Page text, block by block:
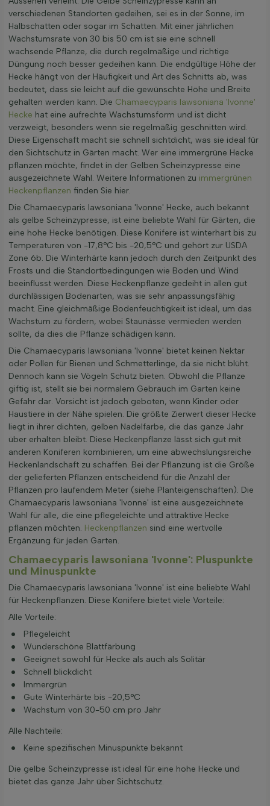
verschiedenen Standorten gedeihen, sei es in der Sonne, im
Halbschatten oder sogar im Schatten. Mit einer jährlichen
Wachstumsrate von 30 bis 50 cm ist sie eine schnell
wachsende Pflanze, die durch regelmäßige und richtige
Düngung noch besser gedeihen kann. Die endgültige Höhe der
Hecke hängt von der Häufigkeit und Art des Schnitts ab, was
bedeutet, dass sie leicht auf die gewünschte Höhe und Breite
gehalten werden kann. Die Chamaecyparis lawsoniana 'Ivonne'
Hecke hat eine aufrechte Wachstumsform und ist dicht
verzweigt, besonders wenn sie regelmäßig geschnitten wird.
Diese Eigenschaft macht sie schnell sichtdicht, was sie ideal für
den Sichtschutz in Gärten macht. Wer eine immergrüne Hecke
pflanzen möchte, findet in der Gelben Scheinzypresse eine
ausgezeichnete Wahl. Weitere Informationen zu immergrünen
Heckenpflanzen finden Sie hier.
Die Chamaecyparis lawsoniana 'Ivonne' Hecke, auch bekannt
als gelbe Scheinzypresse, ist eine beliebte Wahl für Gärten, die
eine hohe Hecke benötigen. Diese Konifere ist winterhart bis zu
Temperaturen von -17,8°C bis -20,5°C und gehört zur USDA
Zone 6b. Die Winterhärte kann jedoch durch den Zeitpunkt des
Frosts und die Standortbedingungen wie Boden und Wind
beeinflusst werden. Diese Heckenpflanze gedeiht in allen gut
durchlässigen Bodenarten, was sie sehr anpassungsfähig
macht. Eine gleichmäßige Bodenfeuchtigkeit ist ideal, um das
Wachstum zu fördern, wobei Staunässe vermieden werden
sollte, da dies die Pflanze schädigen kann.
Die Chamaecyparis lawsoniana 'Ivonne' bietet keinen Nektar
oder Pollen für Bienen und Schmetterlinge, da sie nicht blüht.
Dennoch kann sie Vögeln Schutz bieten. Obwohl die Pflanze
giftig ist, stellt sie bei normalem Gebrauch im Garten keine
Gefahr dar. Vorsicht ist jedoch geboten, wenn Kinder oder
Haustiere in der Nähe spielen. Die größte Zierwert dieser Hecke
liegt in ihrer dichten, gelben Nadelfarbe, die das ganze Jahr
über erhalten bleibt. Diese Heckenpflanze lässt sich gut mit
anderen Koniferen kombinieren, um eine abwechslungsreiche
Heckenlandschaft zu schaffen. Bei der Pflanzung ist die Größe
der gelieferten Pflanzen entscheidend für die Anzahl der
Pflanzen pro laufendem Meter (siehe Planteigenschaften). Die
Chamaecyparis lawsoniana 'Ivonne' ist eine ausgezeichnete
Wahl für alle, die eine pflegeleichte und attraktive Hecke
pflanzen möchten. Heckenpflanzen sind eine wertvolle
Ergänzung für jeden Garten.
Chamaecyparis lawsoniana 'Ivonne': Pluspunkte
und Minuspunkte
Die Chamaecyparis lawsoniana 'Ivonne' ist eine beliebte Wahl
für Heckenpflanzen. Diese Konifere bietet viele Vorteile:
Alle Vorteile:
Pflegeleicht
Wunderschöne Blattfärbung
Geeignet sowohl für Hecke als auch als Solitär
Schnell blickdicht
Immergrün
Gute Winterhärte bis -20,5°C
Wachstum von 30-50 cm pro Jahr
Alle Nachteile:
Keine spezifischen Minuspunkte bekannt
Die gelbe Scheinzypresse ist ideal für eine hohe Hecke und
bietet das ganze Jahr über Sichtschutz.